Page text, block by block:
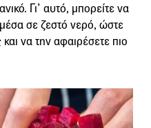
Γι’ αυτό, μπορείτε να
σε ζεστό νερό, ώστε
να την αφαιρέσετε πιο